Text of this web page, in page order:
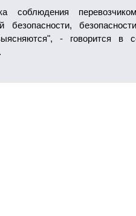
соблюдения
безопасности,
- говорится в